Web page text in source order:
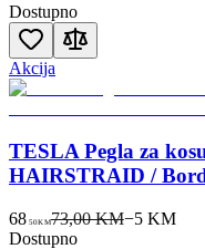
Dostupno
Akcija
TESLA Pegla za
HAIRSTRAID /
68 50KM73,00 KM−5KM
Dostupno